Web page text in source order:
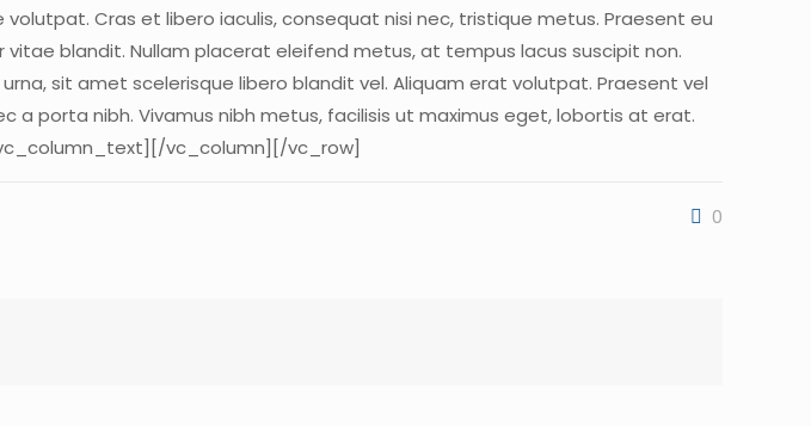
Cras et libero iaculis, consequat nisi nec, tristique metus. Praesent eu
blandit. Nullam placerat eleifend metus, at tempus lacus suscipit non.
sit amet scelerisque libero blandit vel. Aliquam erat volutpat. Praesent vel
a porta nibh. Vivamus nibh metus, facilisis ut maximus eget, lobortis at erat.
vc_column][/vc_row]
0